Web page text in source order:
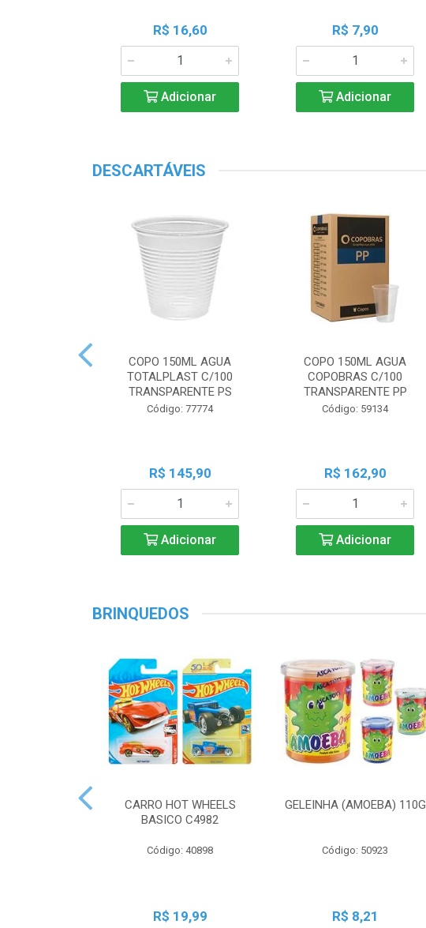
R$ 16,60
Adicionar
R$ 7,90
Adicionar
DESCARTÁVEIS
COPO 150ML AGUA
TOTALPLAST C/100
TRANSPARENTE PS
Código: 77774
R$ 145,90
Adicionar
COPO 150ML AGUA
COPOBRAS C/100
TRANSPARENTE PP
Código: 59134
R$ 162,90
Adicionar
BRINQUEDOS
CARRO HOT WHEELS
BASICO C4982
Código: 40898
R$ 19,99
GELEINHA (AMOEBA) 110G
Código: 50923
R$ 8,21